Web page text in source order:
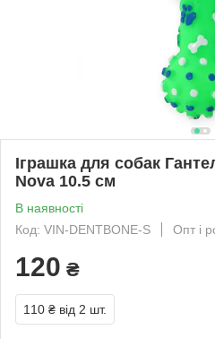
Іграшка для собак
Nova 10.5 см
В наявності
Код: VIN-DENTBONE-S
Опт і
120 ₴
110 ₴ від 2 шт.